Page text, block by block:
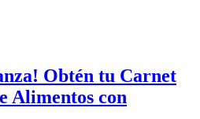
Obtén tu Carnet
Alimentos con